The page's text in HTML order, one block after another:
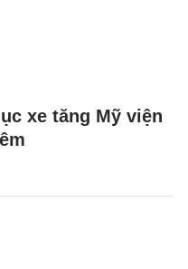
xe tăng Mỹ viện